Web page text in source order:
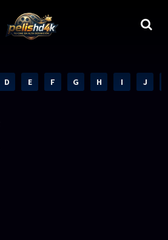
1080p Full HD
D E F G H I J